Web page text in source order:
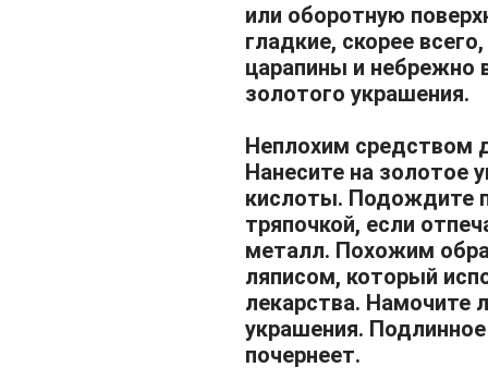
или оборотную
гладкие, скорее
царапины и небрежно
золотого украшения.
Неплохим средством
Нанесите на золотое
кислоты. Подождите
тряпочкой, если
металл. Похожим
ляписом, который
лекарства. Намочите
украшения.
почернеет.